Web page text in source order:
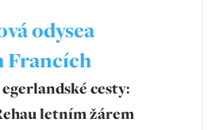
odysea
Francích
cesty:
letním žárem